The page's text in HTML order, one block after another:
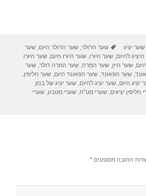
קטגוריות
שער יציג תגיות
שער הדולר,שער הדולר היום,שער
להיום,שער היורו,שער היורו היום,שער היורו
,שער היין,שער המרה,שער המרה דולר,שער
,שער הפאונד,שער הפאונד היום,שער חליפין,
יציג היום,שער יציג להיום,שער יציג של בנק
חליפין יציגים,שערי מט"ח,שערי מטבע,שערי
החובה מסומנים*